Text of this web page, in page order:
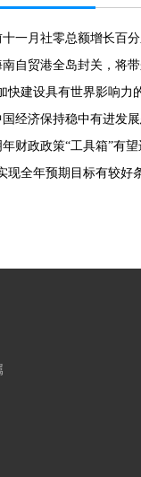
十一月社零总额增长百
南自贸港全岛封关，将
快建设具有世界影响力
国经济保持稳中有进发
年财政政策“工具箱”有
现全年预期目标有较好